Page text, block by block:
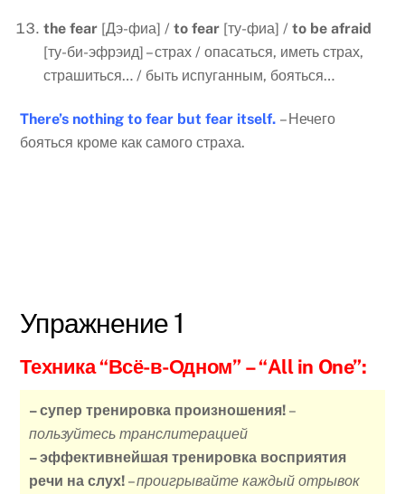
the fear [Дэ-фиа] / to fear [ту-фиа] / to be afraid
[ту-би-эфрэид] – страх / опасаться, иметь страх,
страшиться… / быть испуганным, бояться…
There’s nothing to fear but fear itself. – Нечего
бояться кроме как самого страха.
Упражнение 1
Техника “Всё-в-Одном”– “All in One”:
– супер тренировка произношения! –
пользуйтесь транслитерацией
– эффективнейшая тренировка восприятия
речи на слух! –проигрывайте каждый отрывок